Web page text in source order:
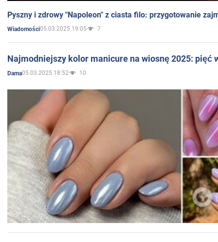
Pyszny i zdrowy "Napoleon" z ciasta filo: przygotowanie
Wiadomości05.03.2025 19:05 7
Najmodniejszy kolor manicure na wiosnę 2025: pięć
Dama05.03.2025 18:52 10